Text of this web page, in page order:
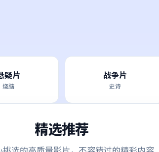
疑片
烧脑
战争片
史诗
精选推荐